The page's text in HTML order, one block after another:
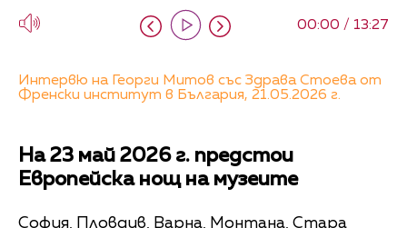
00:00 / 13:27
Интервю на Георги Митов със Здрава Стоева от
Френски институт в България, 21.05.2026 г.
На 23 май 2026 г. предстои
Европейска нощ на музеите
София, Пловдив, Варна, Монтана, Стара